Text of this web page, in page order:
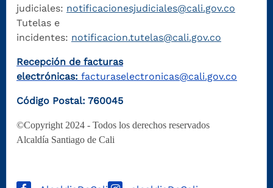
judiciales: notificacionesjudiciales@cali.gov.co
Tutelas e
incidentes: notificacion.tutelas@cali.gov.co
Recepción de facturas
electrónicas: facturaselectronicas@cali.gov.co
Código Postal: 760045
©Copyright 2024 - Todos los derechos reservados
Alcaldía Santiago de Cali